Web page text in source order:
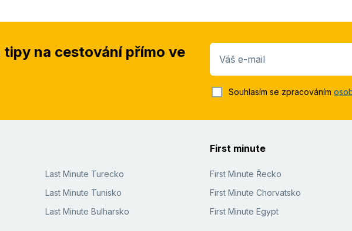
tipy na cestování přímo ve
Váš e-mail
Souhlasím se zpracováním
Last Minute Turecko
Last Minute Tunisko
Last Minute Bulharsko
First minute
First Minute Řecko
First Minute Chorvatsko
First Minute Egypt